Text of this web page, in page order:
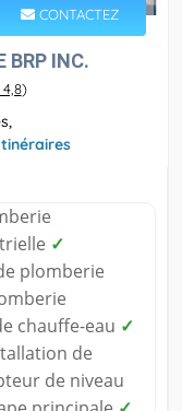
CONTACTEZ
BRP INC.
)
✓
plomberie
chauffe-eau ✓
de
de niveau